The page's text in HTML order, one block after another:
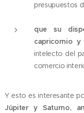
presupuestos
que su
capricornio
intelecto del
comercio
Y esto es interesante
Júpiter y Saturno,